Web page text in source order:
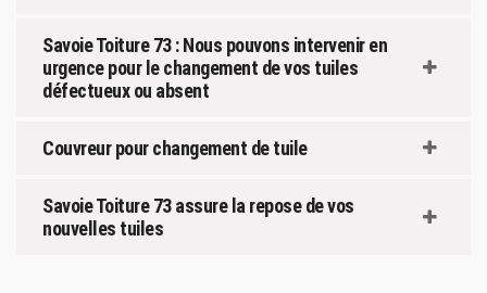
Savoie Toiture 73 : Nous pouvons intervenir en
urgence pour le changement de vos tuiles
défectueux ou absent
Couvreur pour changement de tuile
Savoie Toiture 73 assure la repose de vos
nouvelles tuiles